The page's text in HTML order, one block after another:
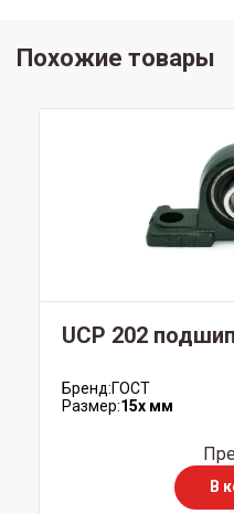
Похожие товары
UCP 202
Бренд:ГОСТ
Размер:15x мм
В